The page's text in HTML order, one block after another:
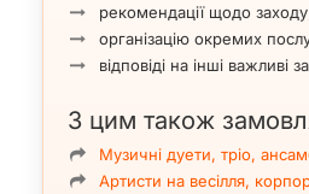
рекомендації щодо
організацію окремих
відповіді на інші важливі
З цим також
Музичні дуети, тріо,
Артисти на весілля,